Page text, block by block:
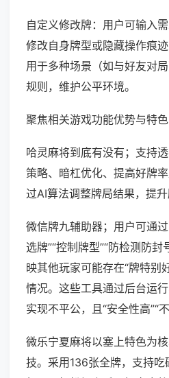
自定义修改牌：用户可输入
修改自身牌型或隐藏操作痕
用于多种场景（如与好友对
规则，维护公平环境。
聚焦相关游戏功能优势与特色
哈灵麻将到底有没有；支持
策略、暗杠优化、提高好牌
过AI算法调整牌局结果，提升
微信牌九辅助器；用户可通
选牌”“控制牌型”“防检测防
映其他玩家可能存在“牌特别
情况。这些工具通过后台运
实现不平公，且“安全性高”“不
微乐宁夏麻将以塞上特色为
技。采用136张全牌，支持